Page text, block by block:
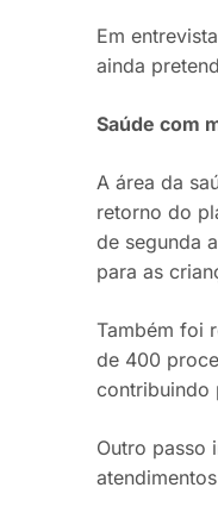
Em
ainda
Saúde com
A área da
retorno do
de segunda
para as
Também foi
de 400
contribuindo
Outro passo